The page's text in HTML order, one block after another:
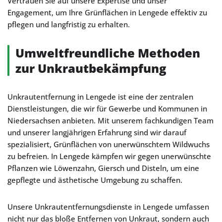
Engagement, um Ihre Grünflächen in Lengede effektiv zu
pflegen und langfristig zu erhalten.
Umweltfreundliche Methoden
zur Unkrautbekämpfung
Unkrautentfernung in Lengede ist eine der zentralen
Dienstleistungen, die wir für Gewerbe und Kommunen in
Niedersachsen anbieten. Mit unserem fachkundigen Team
und unserer langjährigen Erfahrung sind wir darauf
spezialisiert, Grünflächen von unerwünschtem Wildwuchs
zu befreien. In Lengede kämpfen wir gegen unerwünschte
Pflanzen wie Löwenzahn, Giersch und Disteln, um eine
gepflegte und ästhetische Umgebung zu schaffen.
Unsere Unkrautentfernungsdienste in Lengede umfassen
nicht nur das bloße Entfernen von Unkraut, sondern auch